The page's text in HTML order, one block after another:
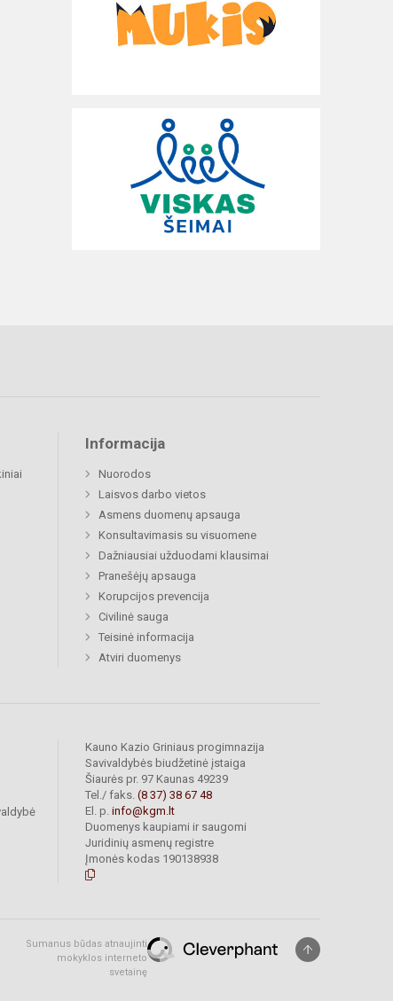
Informacija
Nuorodos
Laisvos darbo vietos
Asmens duomenų apsauga
Konsultavimasis su visuomene
Dažniausiai užduodami klausimai
Pranešėjų apsauga
Korupcijos prevencija
Civilinė sauga
Teisinė informacija
Atviri duomenys
Kauno Kazio Griniaus progimnazija
Savivaldybės biudžetinė įstaiga
Šiaurės pr. 97 Kaunas 49239
Tel./ faks. (8 37) 38 67 48
El. p. info@kgm.lt
Duomenys kaupiami ir saugomi
Juridinių asmenų registre
Įmonės kodas 190138938
Sumanus būdas atnaujinti
mokyklos interneto
svetainę